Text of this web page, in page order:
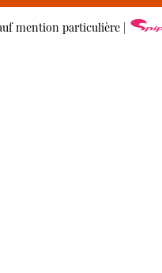
mention particulière |